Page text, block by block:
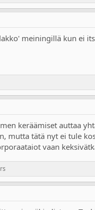
meiningillä kun ei
keräämiset auttaa
mutta tätä nyt ei tule
vaan